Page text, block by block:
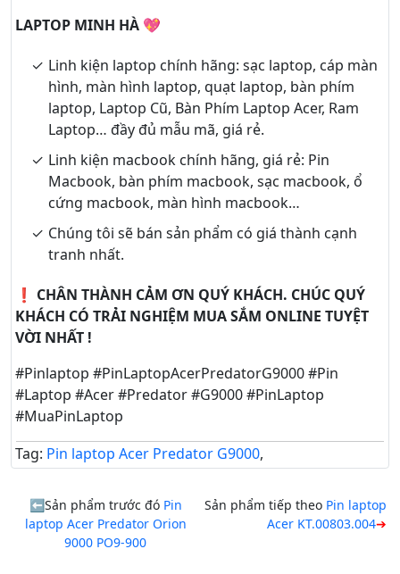
LAPTOP MINH HÀ 💖
Linh kiện laptop chính hãng: sạc laptop, cáp màn
hình, màn hình laptop, quạt laptop, bàn phím
laptop, Laptop Cũ, Bàn Phím Laptop Acer, Ram
Laptop… đầy đủ mẫu mã, giá rẻ.
Linh kiện macbook chính hãng, giá rẻ: Pin
Macbook, bàn phím macbook, sạc macbook, ổ
cứng macbook, màn hình macbook…
Chúng tôi sẽ bán sản phẩm có giá thành cạnh
tranh nhất.
❗ CHÂN THÀNH CẢM ƠN QUÝ KHÁCH. CHÚC QUÝ
KHÁCH CÓ TRẢI NGHIỆM MUA SẮM ONLINE TUYỆT
VỜI NHẤT !
#Pinlaptop #PinLaptopAcerPredatorG9000 #Pin
#Laptop #Acer #Predator #G9000 #PinLaptop
#MuaPinLaptop
Tag: Pin laptop Acer Predator G9000,
Sản phẩm trước đó Pin
laptop Acer Predator Orion
9000 PO9-900
Sản phẩm tiếp theo Pin laptop
Acer KT.00803.004